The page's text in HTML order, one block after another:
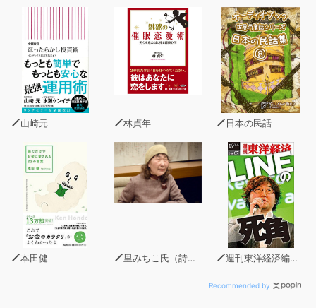
この本では、とても合理的な英語の勉強法をお伝えしま
す。
言語学や脳科学では至極まっとうである、と裏付けられた
方法です。
私はこれまでに10万人以上のお子さんに、この勉強法を
実践してきました。
と親御さんからも喜ばれています。
親が付きっ切りで教える必要がないため、共働きのご家庭
にはとくにお勧めです。
その勉強法を『子どもの英語「超効率」勉強法』と名づけ
ました。
子どもにとって、英語はスポーツのようなもの。
山崎元 林貞年 日本の民話
本田健 里みちこ氏（詩人） 週刊東洋経済編集部
Recommended by